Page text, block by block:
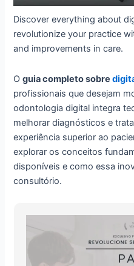
Discover everything about
revolutionize your practice
and improvements in care.
Oguia completo sobre
profissionais que desejam
odontologia digital integra
melhorar diagnósticos e
experiência superior ao
explorar os conceitos
disponíveis e como essa
consultório.